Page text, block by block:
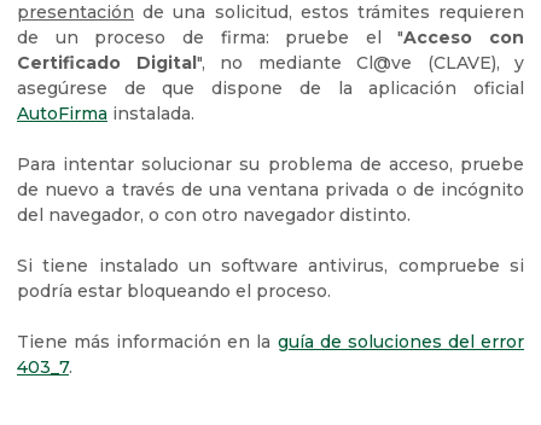
presentación de una solicitud, estos trámites requieren
de un proceso de firma: pruebe el "Acceso con
Certificado Digital", no mediante Cl@ve (CLAVE), y
asegúrese de que dispone de la aplicación oficial
AutoFirma instalada.
Para intentar solucionar su problema de acceso, pruebe
de nuevo a través de una ventana privada o de incógnito
del navegador, o con otro navegador distinto.
Si tiene instalado un software antivirus, compruebe si
podría estar bloqueando el proceso.
Tiene más información en la guía de soluciones del error
403_7.